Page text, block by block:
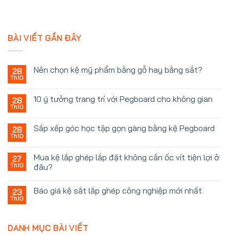
BÀI VIẾT GẦN ĐÂY
28
Th10
Nên chọn kệ mỹ phẩm bằng gỗ hay bằng sắt?
28
Th10
10 ý tưởng trang trí với Pegboard cho không gian
28
Th10
Sắp xếp góc học tập gọn gàng bằng kệ Pegboard
27
Th10
Mua kệ lắp ghép lắp đặt không cần ốc vít tiện lợi ở
đâu?
23
Th10
Báo giá kệ sắt lắp ghép công nghiệp mới nhất
DANH MỤC BÀI VIẾT